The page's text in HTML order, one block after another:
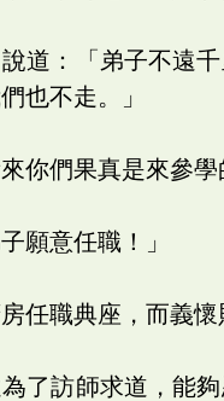
道：「弟子不遠
也不走。」
你們果真是來參
願意任職！」
任職典座，而義
了訪師求道，能